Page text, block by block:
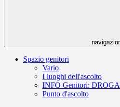
Spazio genitori
Vario
I luoghi dell'ascolto
INFO Genitori:
Punto d'ascolto